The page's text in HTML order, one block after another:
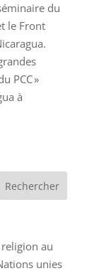
du
le Front
PCC »
à
au
unies